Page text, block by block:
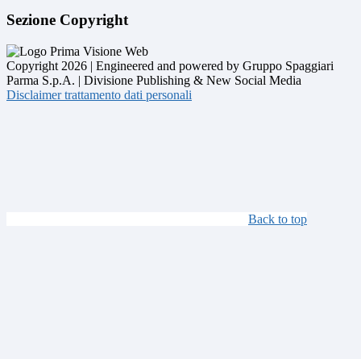
Sezione Copyright
Copyright 2026 | Engineered and powered by Gruppo Spaggiari
Parma S.p.A. | Divisione Publishing & New Social Media
Disclaimer trattamento dati personali
Back to top